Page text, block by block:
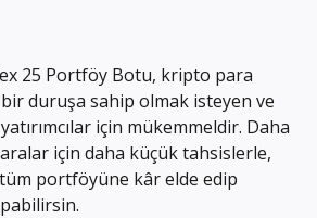
25 Portföy Botu, kripto para
duruşa sahip olmak isteyen ve
için mükemmeldir. Daha
için daha küçük tahsislerle,
portföyüne kâr elde edip